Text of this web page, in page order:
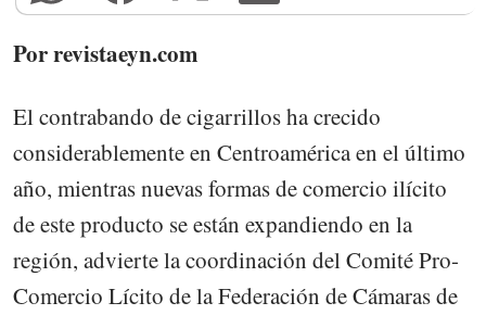
Por revistaeyn.com
El contrabando de cigarrillos ha crecido
considerablemente en Centroamérica en el último
año, mientras nuevas formas de comercio ilícito
de este producto se están expandiendo en la
región, advierte la coordinación del Comité Pro-
Comercio Lícito de la Federación de Cámaras de